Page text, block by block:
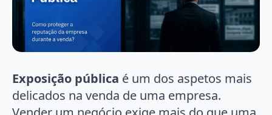
Exposição pública é um dos aspetos mais
delicados na venda de uma empresa.